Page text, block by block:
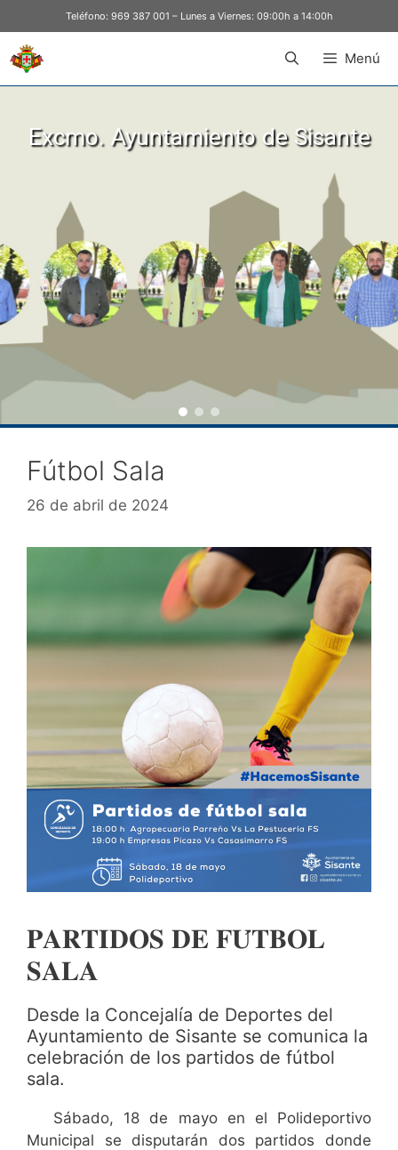
Teléfono: 969 387 001 – Lunes a Viernes: 09:00h a 14:00h
Menú
Excmo. Ayuntamiento de Sisante
Fútbol Sala
26 de abril de 2024
𝐏𝐀𝐑𝐓𝐈𝐃𝐎𝐒 𝐃𝐄 𝐅𝐔́𝐓𝐁𝐎𝐋
𝐒𝐀𝐋𝐀
Desde la Concejalía de Deportes del
Ayuntamiento de Sisante se comunica la
celebración de los partidos de fútbol
sala.
Sábado, 18 de mayo en el Polideportivo
Municipal se disputarán dos partidos donde